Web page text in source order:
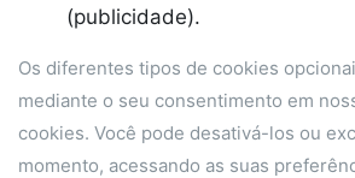
(publicidade).
Os diferentes tipos de cookies
mediante o seu consentimento em
cookies. Você pode desativá-los ou
momento, acessando as suas